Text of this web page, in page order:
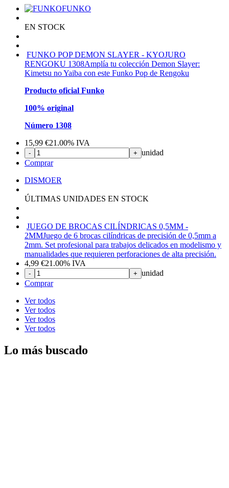
FUNKO
EN STOCK
FUNKO POP DEMON SLAYER - KYOJURO
RENGOKU 1308Amplía tu colección Demon Slayer:
Kimetsu no Yaiba con este Funko Pop de Rengoku
Producto oficial Funko
100% original
Número 1308
15,99 €21.00% IVA
- + unidad
Comprar
DISMOER
ÚLTIMAS UNIDADES EN STOCK
JUEGO DE BROCAS CILÍNDRICAS 0,5MM -
2MMJuego de 6 brocas cilíndricas de precisión de 0,5mm a
2mm. Set profesional para trabajos delicados en modelismo y
manualidades que requieren perforaciones de alta precisión.
4,99 €21.00% IVA
- + unidad
Comprar
Ver todos
Ver todos
Ver todos
Ver todos
Lo más buscado